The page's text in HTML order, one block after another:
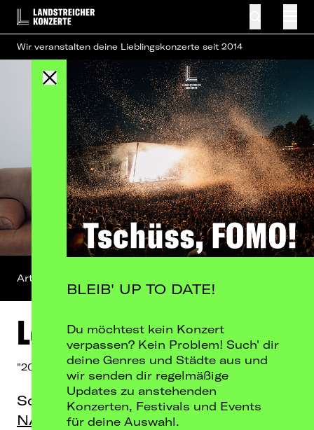
Wir veranstalten deine Lieblingskonzerte seit 2014
Leila
"20 SOMETHING CLUB TOUR"
So, 28.02.27
NAUMANNs Tanzlokal, Leipzig
Artist-Profil
BLEIB' UP TO DATE!
Du möchtest kein Konzert
verpassen? Kein Problem! Such' dir
deine Genres und Städte aus und
wir senden dir regelmäßige
Updates zu anstehenden
Konzerten, Festivals und Events
für deine Auswahl.